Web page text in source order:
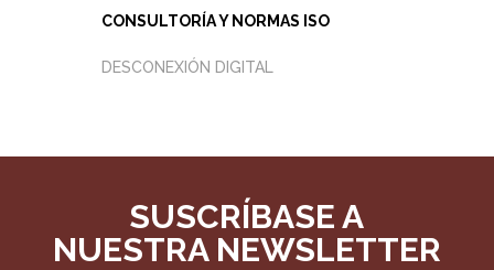
CONSULTORÍA Y NORMAS ISO
DESCONEXIÓN DIGITAL
SUSCRÍBASE A
NUESTRA NEWSLETTER